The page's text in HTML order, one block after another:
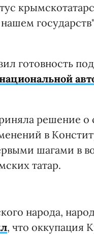
готовность
решение о
в
шагами в
татар.
народа,
, что оккупация